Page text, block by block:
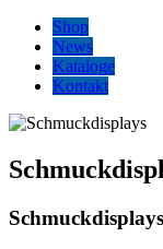
Shop
News
Kataloge
Kontakt